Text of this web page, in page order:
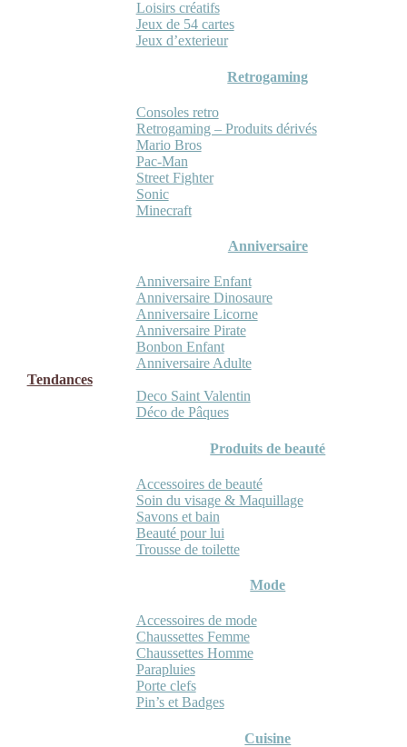
Loisirs créatifs
Jeux de 54 cartes
Jeux d’exterieur
Retrogaming
Consoles retro
Retrogaming – Produits dérivés
Mario Bros
Pac-Man
Street Fighter
Sonic
Minecraft
Anniversaire
Anniversaire Enfant
Anniversaire Dinosaure
Anniversaire Licorne
Anniversaire Pirate
Bonbon Enfant
Anniversaire Adulte
Tendances
Deco Saint Valentin
Déco de Pâques
Produits de beauté
Accessoires de beauté
Soin du visage & Maquillage
Savons et bain
Beauté pour lui
Trousse de toilette
Mode
Accessoires de mode
Chaussettes Femme
Chaussettes Homme
Parapluies
Porte clefs
Pin’s et Badges
Cuisine